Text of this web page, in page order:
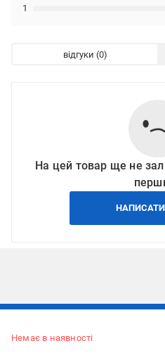
1
відгуки
На цей товар ще не
НАПИСАТИ
Немає в наявності